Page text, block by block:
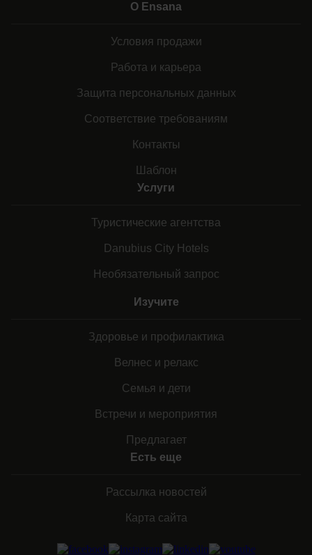
О Ensana
Условия продажи
Работа и карьера
Защита персональных данных
Соответствие требованиям
Контакты
Шаблон
Услуги
Туристические агентства
Danubius City Hotels
Необязательный запрос
Изучите
Здоровье и профилактика
Велнес и релакс
Семья и дети
Встречи и мероприятия
Предлагает
Есть еще
Рассылка новостей
Карта сайта